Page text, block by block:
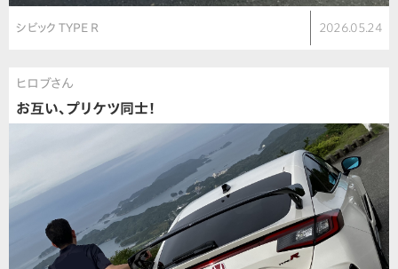
シビック TYPE R 2026.05.24
ヒロブさん
お互い、プリケツ同士！